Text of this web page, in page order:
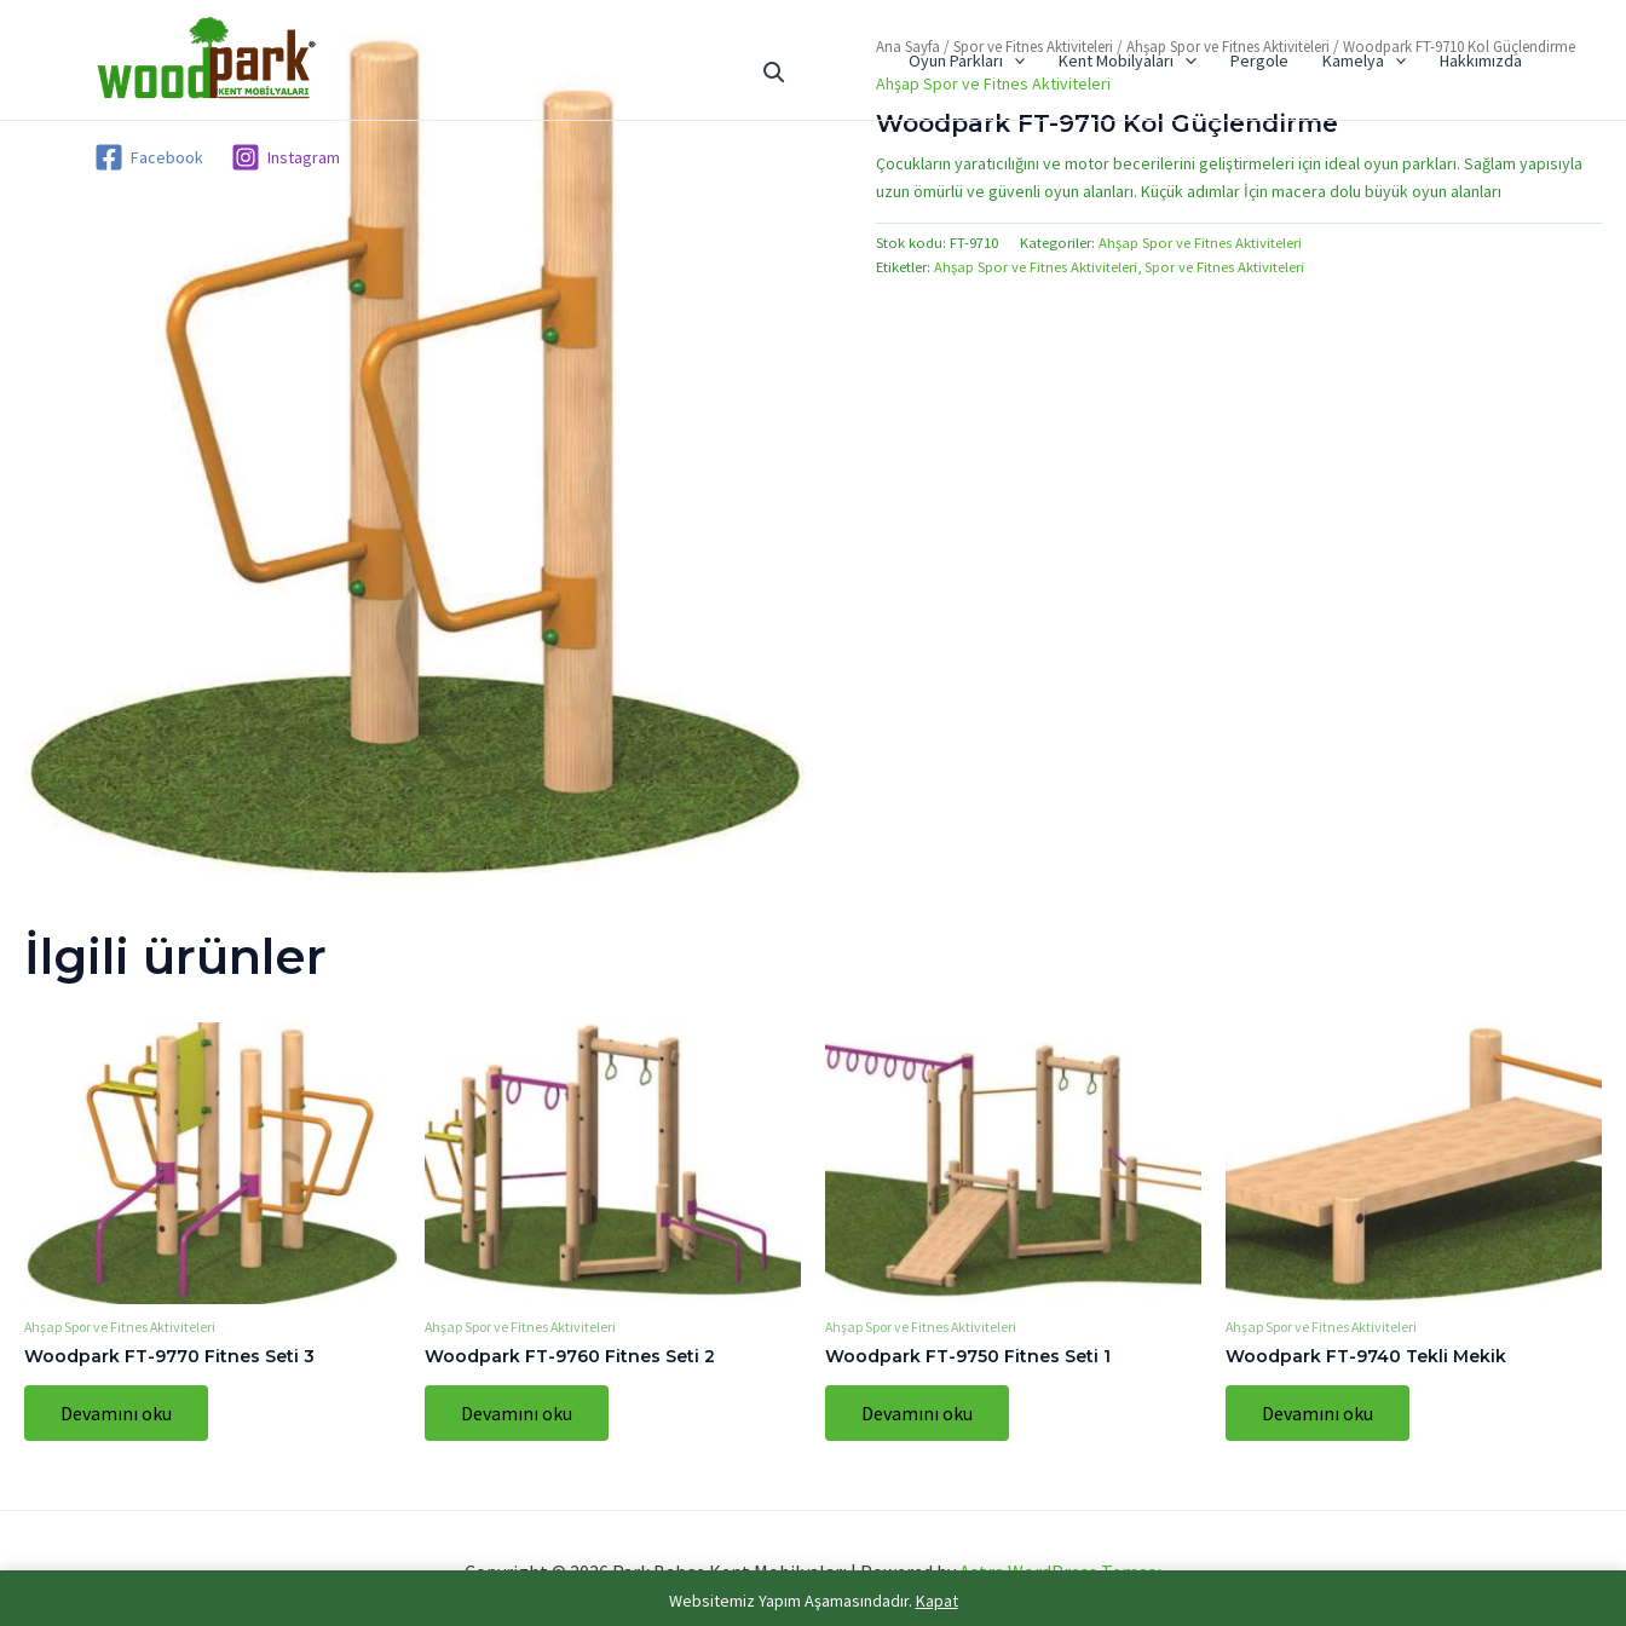
Oyun Parkları
Kent Mobilyaları Pergole Kamelya Hakkımızda
Facebook Instagram
Ana Sayfa /Spor ve Fitnes Aktiviteleri /Ahşap Spor ve Fitnes Aktiviteleri / Woodpark FT-9710 Kol Güçlendirme
Ahşap Spor ve Fitnes Aktiviteleri
Woodpark FT-9710 Kol Güçlendirme
Çocukların yaratıcılığını ve motor becerilerini geliştirmeleri için ideal oyun parkları. Sağlam yapısıyla
uzun ömürlü ve güvenli oyun alanları. Küçük adımlar İçin macera dolu büyük oyun alanları
Stok kodu:FT-9710 Kategoriler:Ahşap Spor ve Fitnes Aktiviteleri
Etiketler:Ahşap Spor ve Fitnes Aktiviteleri,Spor ve Fitnes Aktiviteleri
İlgili ürünler
Ahşap Spor ve Fitnes Aktiviteleri
Woodpark FT-9770 Fitnes Seti 3
Devamını oku
Ahşap Spor ve Fitnes Aktiviteleri
Woodpark FT-9760 Fitnes Seti 2
Devamını oku
Ahşap Spor ve Fitnes Aktiviteleri
Woodpark FT-9750 Fitnes Seti 1
Devamını oku
Ahşap Spor ve Fitnes Aktiviteleri
Woodpark FT-9740 Tekli Mekik
Devamını oku
Copyright © 2026 Park Bahçe Kent Mobilyaları | Powered byAstra WordPress Teması
Websitemiz Yapım Aşamasındadır. Kapat